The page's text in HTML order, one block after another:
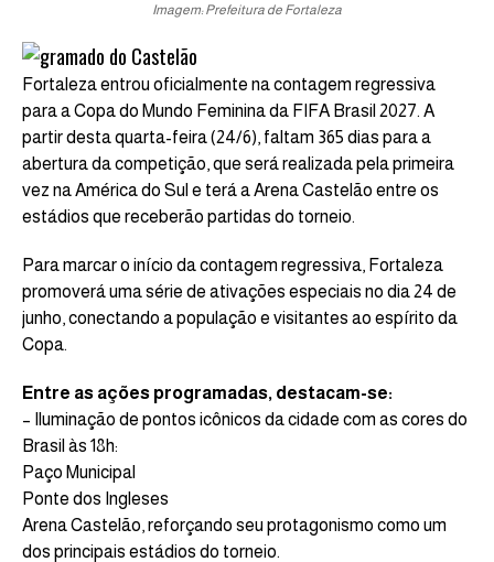
Imagem: Prefeitura de Fortaleza
Fortaleza entrou oficialmente na contagem regressiva
para a Copa do Mundo Feminina da FIFA Brasil 2027. A
partir desta quarta-feira (24/6), faltam 365 dias para a
abertura da competição, que será realizada pela primeira
vez na América do Sul e terá a Arena Castelão entre os
estádios que receberão partidas do torneio.
Para marcar o início da contagem regressiva, Fortaleza
promoverá uma série de ativações especiais no dia 24 de
junho, conectando a população e visitantes ao espírito da
Copa.
Entre as ações programadas, destacam-se:
– Iluminação de pontos icônicos da cidade com as cores do
Brasil às 18h:
Paço Municipal
Ponte dos Ingleses
Arena Castelão, reforçando seu protagonismo como um
dos principais estádios do torneio.